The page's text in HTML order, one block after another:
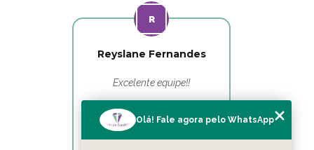
Reyslane Fernandes
Excelente equipe!!
Olá! Fale agora pelo WhatsApp